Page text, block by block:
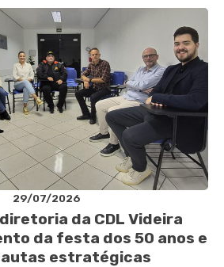
29/07/2026
da CDL Videira
da festa dos 50 anos e
estratégicas